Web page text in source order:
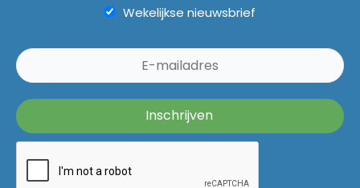
Wekelijkse nieuwsbrief